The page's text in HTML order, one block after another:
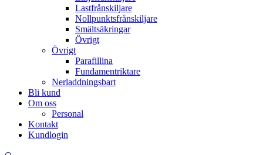
Lastfrånskiljare
Nollpunktsfrånskiljare
Smältsäkringar
Övrigt
Övrigt
Parafillina
Fundamentriktare
Nerladdningsbart
Bli kund
Om oss
Personal
Kontakt
Kundlogin